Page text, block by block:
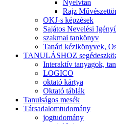
Nyelvtan
Rajz
OKJ-s képzések
Sajátos Nevelési
szakmai tankönyv
Tanári kézikönyvek,
TANULÁSHOZ
Interaktív tanyagok,
LOGICO
oktató kártya
Oktató táblák
Tanulságos mesék
Társadalomtudomány
jogtudomány